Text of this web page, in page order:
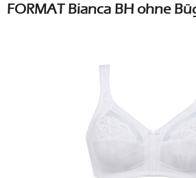
FORMAT Bianca BH ohne